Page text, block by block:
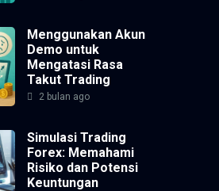
Menggunakan Akun
Demo untuk
Mengatasi Rasa
Takut Trading
2 bulan ago
Simulasi Trading
Forex: Memahami
Risiko dan Potensi
Keuntungan